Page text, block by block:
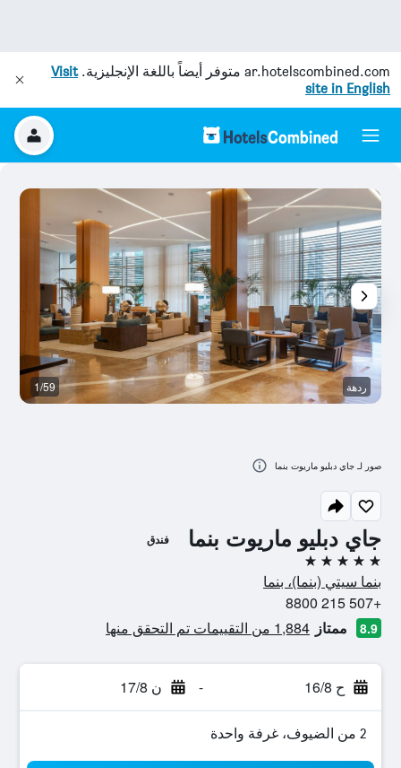
ar.hotelscombined.com متوفر أيضاً باللغة الإنجليزية.Visit
site in English
جاي دبليو ماريوت بنما فندق
5 نجوم
بنما سيتي (بنما)، بنما
+507 215 8800
8.9 ممتاز 1,884 من التقييمات تم التحقق منها
ح 16/8 - ن 17/8
2 من الضيوف، غرفة واحدة
ردهة 1/59
صور لـ جاي دبليو ماريوت بنما